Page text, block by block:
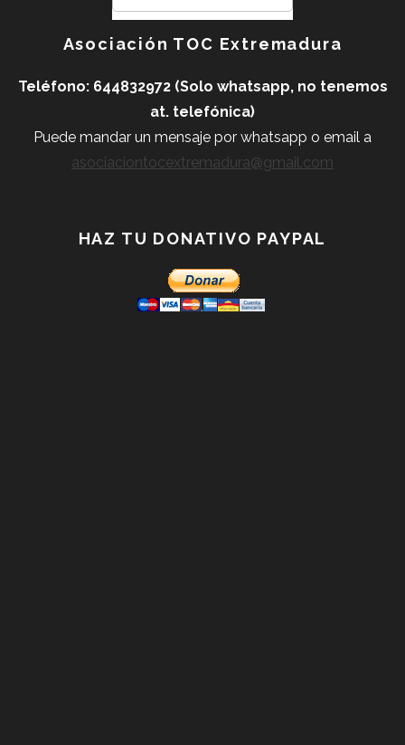
Asociación TOC Extremadura
Teléfono: 644832972 (Solo whatsapp, no tenemos
at. telefónica)
Puede mandar un mensaje por whatsapp o email a
asociaciontocextremadura@gmail.com
HAZ TU DONATIVO PAYPAL